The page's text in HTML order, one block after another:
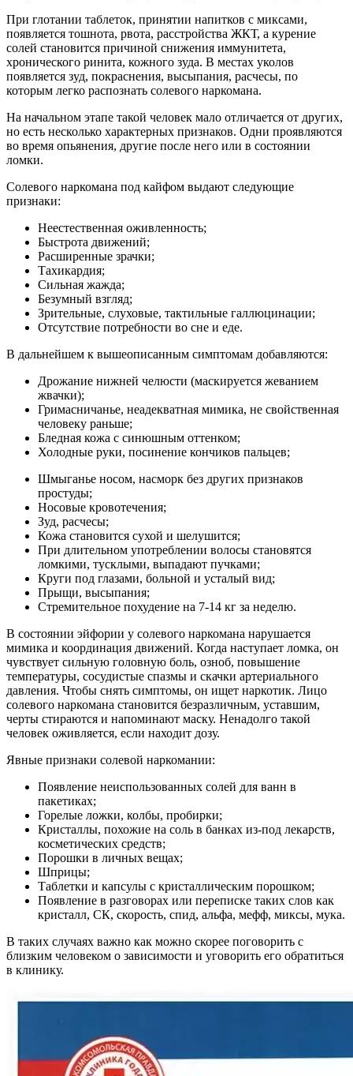
При глотании таблеток, принятии напитков с миксами,
появляется тошнота, рвота, расстройства ЖКТ, а курение
солей становится причиной снижения иммунитета,
хронического ринита, кожного зуда. В местах уколов
появляется зуд, покраснения, высыпания, расчесы, по
которым легко распознать солевого наркомана.
На начальном этапе такой человек мало отличается от других,
но есть несколько характерных признаков. Одни проявляются
во время опьянения, другие после него или в состоянии
ломки.
Солевого наркомана под кайфом выдают следующие
признаки:
Неестественная оживленность;
Быстрота движений;
Расширенные зрачки;
Тахикардия;
Сильная жажда;
Безумный взгляд;
Зрительные, слуховые, тактильные галлюцинации;
Отсутствие потребности во сне и еде.
В дальнейшем к вышеописанным симптомам добавляются:
Дрожание нижней челюсти (маскируется жеванием
жвачки);
Гримасничанье, неадекватная мимика, не свойственная
человеку раньше;
Бледная кожа с синюшным оттенком;
Холодные руки, посинение кончиков пальцев;
Шмыганье носом, насморк без других признаков
простуды;
Носовые кровотечения;
Зуд, расчесы;
Кожа становится сухой и шелушится;
При длительном употреблении волосы становятся
ломкими, тусклыми, выпадают пучками;
Круги под глазами, больной и усталый вид;
Прыщи, высыпания;
Стремительное похудение на 7-14 кг за неделю.
В состоянии эйфории у солевого наркомана нарушается
мимика и координация движений. Когда наступает ломка, он
чувствует сильную головную боль, озноб, повышение
температуры, сосудистые спазмы и скачки артериального
давления. Чтобы снять симптомы, он ищет наркотик. Лицо
солевого наркомана становится безразличным, уставшим,
черты стираются и напоминают маску. Ненадолго такой
человек оживляется, если находит дозу.
Явные признаки солевой наркомании:
Появление неиспользованных солей для ванн в
пакетиках;
Горелые ложки, колбы, пробирки;
Кристаллы, похожие на соль в банках из-под лекарств,
косметических средств;
Порошки в личных вещах;
Шприцы;
Таблетки и капсулы с кристаллическим порошком;
Появление в разговорах или переписке таких слов как
кристалл, СК, скорость, спид, альфа, мефф, миксы, мука.
В таких случаях важно как можно скорее поговорить с
близким человеком о зависимости и уговорить его обратиться
в клинику.